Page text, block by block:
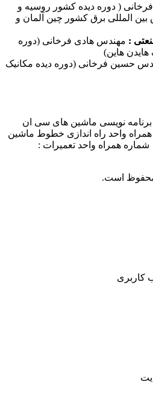
( دوره دیده کشور روسیه و
المللی برق کشور چین آلمان و
: مهندس هادی فرخانی (دوره
هاین)
حسین فرخانی (دوره دیده مکانیک
نویسی ماشین های سی ان
شماره همراه واحد راه اندازی خطوط ماشین
آلات صنعتی : ۰۹۱۰۱۹۹۷۴۷۰ شماره همراه واحد تعمیرات :
است.
کاربری